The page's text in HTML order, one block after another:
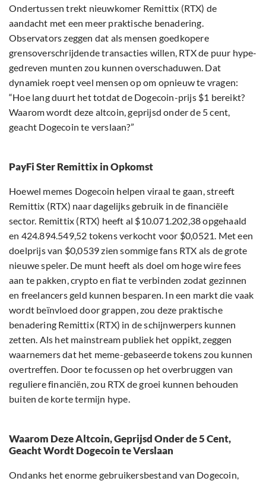
Ondertussen trekt nieuwkomer Remittix (RTX) de
aandacht met een meer praktische benadering.
Observators zeggen dat als mensen goedkopere
grensoverschrijdende transacties willen, RTX de puur hype-
gedreven munten zou kunnen overschaduwen. Dat
dynamiek roept veel mensen op om opnieuw te vragen:
“Hoe lang duurt het totdat de Dogecoin-prijs $1 bereikt?
Waarom wordt deze altcoin, geprijsd onder de 5 cent,
geacht Dogecoin te verslaan?”
PayFi Ster Remittix in Opkomst
Hoewel memes Dogecoin helpen viraal te gaan, streeft
Remittix (RTX) naar dagelijks gebruik in de financiële
sector. Remittix (RTX) heeft al $10.071.202,38 opgehaald
en 424.894.549,52 tokens verkocht voor $0,0521. Met een
doelprijs van $0,0539 zien sommige fans RTX als de grote
nieuwe speler. De munt heeft als doel om hoge wire fees
aan te pakken, crypto en fiat te verbinden zodat gezinnen
en freelancers geld kunnen besparen. In een markt die vaak
wordt beïnvloed door grappen, zou deze praktische
benadering Remittix (RTX) in de schijnwerpers kunnen
zetten. Als het mainstream publiek het oppikt, zeggen
waarnemers dat het meme-gebaseerde tokens zou kunnen
overtreffen. Door te focussen op het overbruggen van
reguliere financiën, zou RTX de groei kunnen behouden
buiten de korte termijn hype.
Waarom Deze Altcoin, Geprijsd Onder de 5 Cent,
Geacht Wordt Dogecoin te Verslaan
Ondanks het enorme gebruikersbestand van Dogecoin,